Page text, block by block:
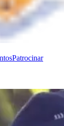
Patrocinar